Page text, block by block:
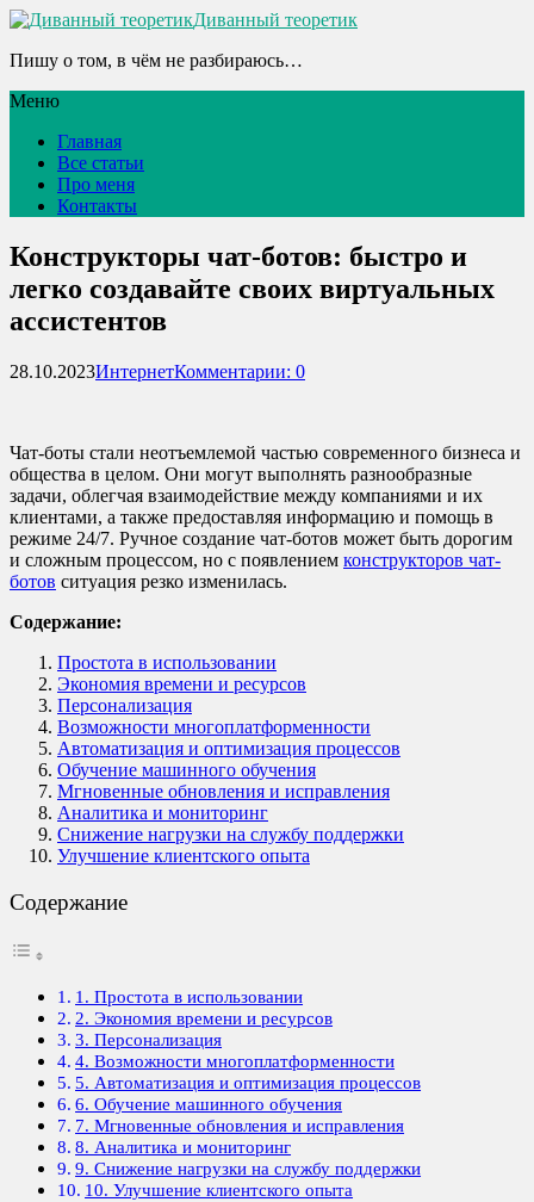
Диванный теоретик
Пишу о том, в чём не разбираюсь…
Меню
Главная
Все статьи
Про меня
Контакты
Конструкторы чат-ботов: быстро и
легко создавайте своих виртуальных
ассистентов
28.10.2023ИнтернетКомментарии: 0
Чат-боты стали неотъемлемой частью современного бизнеса и
общества в целом. Они могут выполнять разнообразные
задачи, облегчая взаимодействие между компаниями и их
клиентами, а также предоставляя информацию и помощь в
режиме 24/7. Ручное создание чат-ботов может быть дорогим
и сложным процессом, но с появлением конструкторов чат-
ботов ситуация резко изменилась.
Содержание:
Простота в использовании
Экономия времени и ресурсов
Персонализация
Возможности многоплатформенности
Автоматизация и оптимизация процессов
Обучение машинного обучения
Мгновенные обновления и исправления
Аналитика и мониторинг
Снижение нагрузки на службу поддержки
Улучшение клиентского опыта
Содержание
1. Простота в использовании
2. Экономия времени и ресурсов
3. Персонализация
4. Возможности многоплатформенности
5. Автоматизация и оптимизация процессов
6. Обучение машинного обучения
7. Мгновенные обновления и исправления
8. Аналитика и мониторинг
9. Снижение нагрузки на службу поддержки
10. Улучшение клиентского опыта